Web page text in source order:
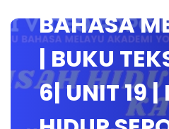
BAHASA
| BUKU
6| UNIT 19 |